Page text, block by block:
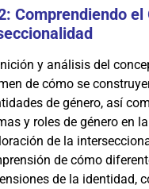
Comprendiendo el
y análisis del
de cómo se
de género, así
y roles de género en
de la
de cómo
de la identidad,